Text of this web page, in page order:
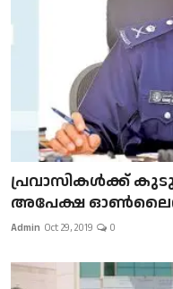
പ്രവാസികള്‍ക്ക്
അപേക്ഷ
Admin Oct 29, 2019 0